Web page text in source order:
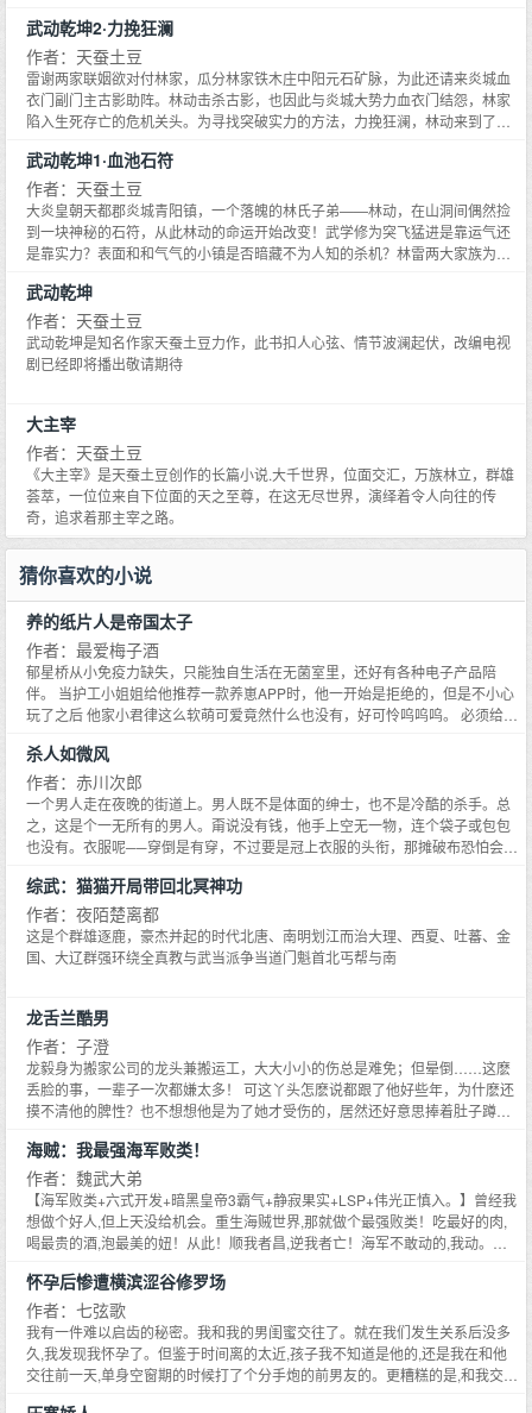
涅槃境强者所留的涅槃心又将被谁夺取？林动能找到极煞阴龙涎么？在古墓府
他会有哪些奇遇……
武动乾坤2·力挽狂澜
作者：天蚕土豆
雷谢两家联姻欲对付林家，瓜分林家铁木庄中阳元石矿脉，为此还请来炎城血
衣门副门主古影助阵。林动击杀古影，也因此与炎城大势力血衣门结怨，林家
陷入生死存亡的危机关头。为寻找突破实力的方法，力挽狂澜，林动来到了炎
家的危机？
武动乾坤1·血池石符
作者：天蚕土豆
大炎皇朝天都郡炎城青阳镇，一个落魄的林氏子弟——林动，在山洞间偶然捡
到一块神秘的石符，从此林动的命运开始改变！武学修为突飞猛进是靠运气还
是靠实力？表面和和气气的小镇是否暗藏不为人知的杀机？林雷两大家族为何
武动乾坤
作者：天蚕土豆
武动乾坤是知名作家天蚕土豆力作，此书扣人心弦、情节波澜起伏，改编电视
剧已经即将播出敬请期待
大主宰
作者：天蚕土豆
《大主宰》是天蚕土豆创作的长篇小说.大千世界，位面交汇，万族林立，群雄
荟萃，一位位来自下位面的天之至尊，在这无尽世界，演绎着令人向往的传
奇，追求着那主宰之路。
猜你喜欢的小说
养的纸片人是帝国太子
作者：最爱梅子酒
郁星桥从小免疫力缺失，只能独自生活在无菌室里，还好有各种电子产品陪
伴。 当护工小姐姐给他推荐一款养崽APP时，他一开始是拒绝的，但是不小心
玩了之后 他家小君律这么软萌可爱竟然什么也没有，好可怜呜呜呜。 必须给他
桥什么也没有，就是钱多。 帝国皇太子君律遭遇毒手，力量全失，被迫变回幼
生态，隐姓埋名受尽欺辱，某日被一个自称系统的东西找上，要与他签订协
议。 只要能复仇，他愿意向恶魔献祭自己的灵魂！ 在收到多次神赐之物后，他
终于忍不住询问系统，主人到底想要什么？ 是要他的寿命，还是去杀人？ 良久
之后，虚空中轻轻浮现一行有些害羞的小字：我我想看看你的腹肌(/▽＼*) 君
多，不是纯玄幻 3.温馨提示：氪金需适量，量力而行
杀人如微风
作者：赤川次郎
一个男人走在夜晚的街道上。男人既不是体面的绅士，也不是冷酷的杀手。总
之，这是个一无所有的男人。甭说没有钱，他手上空无一物，连个袋子或包包
也没有。衣服呢──穿倒是有穿，不过要是冠上衣服的头衔，那摊破布恐怕会不
综武：猫猫开局带回北冥神功
作者：夜陌楚离都
这是个群雄逐鹿，豪杰并起的时代北唐、南明划江而治大理、西夏、吐蕃、金
国、大辽群强环绕全真教与武当派争当道门魁首北丐帮与南
龙舌兰酷男
作者：子澄
龙毅身为搬家公司的龙头兼搬运工，大大小小的伤总是难免；但晕倒……这麽
丢脸的事，一辈子一次都嫌太多！ 可这丫头怎麽说都跟了他好些年，为什麽还
摸不清他的脾性？也不想想他是为了她才受伤的，居然还好意思捧着肚子蹲在
挑衅他「男人的自尊」——原本打算搬进公司
海贼：我最强海军败类！
作者：魏武大弟
【海军败类+六式开发+暗黑皇帝3霸气+静寂果实+LSP+伟光正慎入。】曾经我
想做个好人,但上天没给机会。重生海贼世界,那就做个最强败类！吃最好的肉,
喝最贵的酒,泡最美的妞！从此！顺我者昌,逆我者亡！海军不敢动的,我动。海
我要我的狗,在玛丽乔亚当主子！......
怀孕后惨遭横滨涩谷修罗场
作者：七弦歌
我有一件难以启齿的秘密。我和我的男闺蜜交往了。就在我们发生关系后没多
久,我发现我怀孕了。但鉴于时间离的太近,孩子我不知道是他的,还是我在和他
交往前一天,单身空窗期的时候打了个分手炮的前男友的。更糟糕的是,和我交往